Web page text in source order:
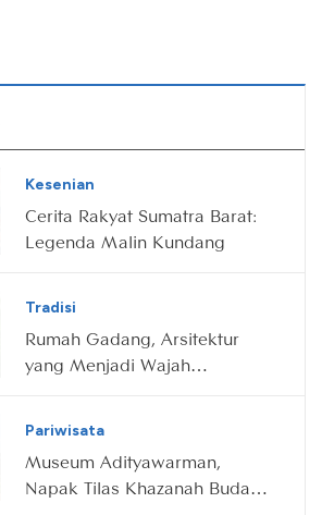
Kesenian
Cerita Rakyat Sumatra Barat:
Legenda Malin Kundang
Tradisi
Rumah Gadang, Arsitektur
yang Menjadi Wajah
Pariwisata
Museum Adityawarman,
Napak Tilas Khazanah Budaya